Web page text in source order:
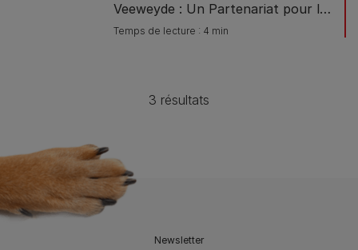
Veeweyde : Un Partenariat pour le
Bien-Être Animal
Temps de lecture : 4 min
3 résultats
Newsletter